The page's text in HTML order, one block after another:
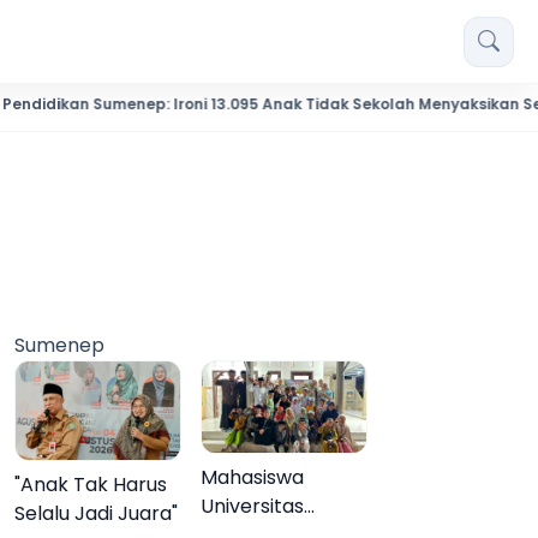
Sumenep: Ironi 13.095 Anak Tidak Sekolah Menyaksikan
Sumenep
"Anak Tak Harus
Selalu Jadi Juara"
Mahasiswa
Universitas